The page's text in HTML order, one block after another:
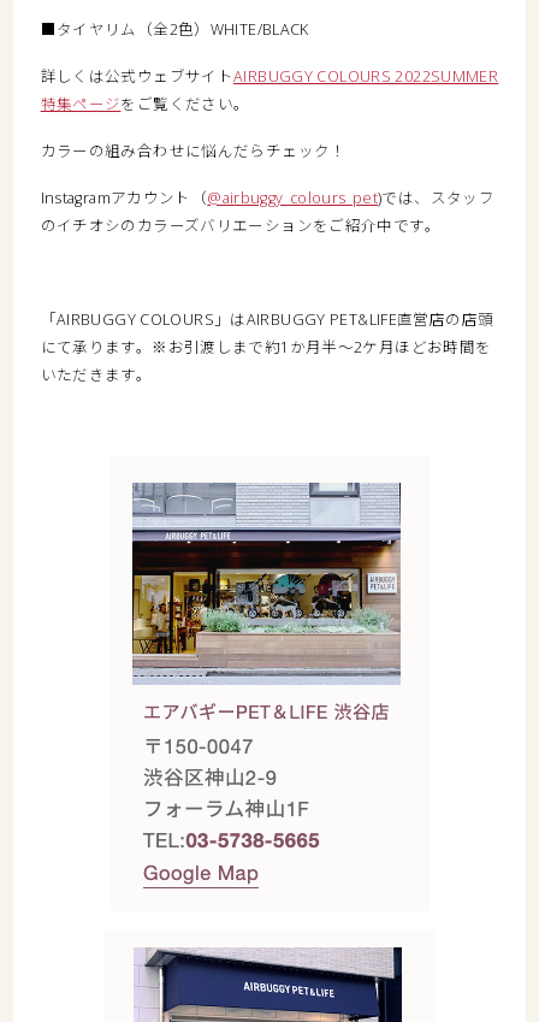
■タイヤリム（全2色）WHITE/BLACK
詳しくは公式ウェブサイトAIRBUGGY COLOURS 2022SUMMER
特集ページをご覧ください。
カラーの組み合わせに悩んだらチェック！
Instagramアカウント（@airbuggy_colours_pet)では、スタッフ
のイチオシのカラーズバリエーションをご紹介中です。
「AIRBUGGY COLOURS」はAIRBUGGY PET&LIFE直営店の店頭
にて承ります。※お引渡しまで約1か月半～2ケ月ほどお時間を
いただきます。